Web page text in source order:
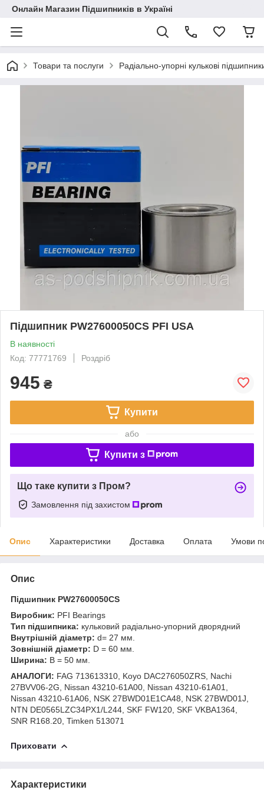
Онлайн Магазин Підшипників в Україні
Товари та послуги Радіально-упорні кулькові
Підшипник PW27600050CS PFI USA
В наявності
Код: 77771769
Роздріб
945 ₴
Купити
або
Купити з
Що таке купити з Пром?
Замовлення під захистом
Опис Характеристики Доставка Оплата Умови
Опис
Підшипник PW27600050CS
Виробник: PFI Bearings
Тип підшипника: кульковий радіально-упорний дворядний
Внутрішній діаметр: d= 27 мм.
Зовнішній діаметр: D = 60 мм.
Ширина: B = 50 мм.
АНАЛОГИ: FAG 713613310, Koyo DAC276050ZRS, Nachi
27BVV06-2G, Nissan 43210-61A00, Nissan 43210-61A01,
Nissan 43210-61A06, NSK 27BWD01E1CA48, NSK 27BWD01J,
NTN DE0565LZC34PX1/L244, SKF FW120, SKF VKBA1364,
SNR R168.20, Timken 513071
Приховати
Характеристики